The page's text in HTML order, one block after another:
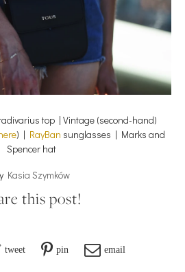
top | Vintage (second-hand)
) | RayBan sunglasses | Marks and
Spencer hat
Kasia Szymków
this post!
tweet pin email